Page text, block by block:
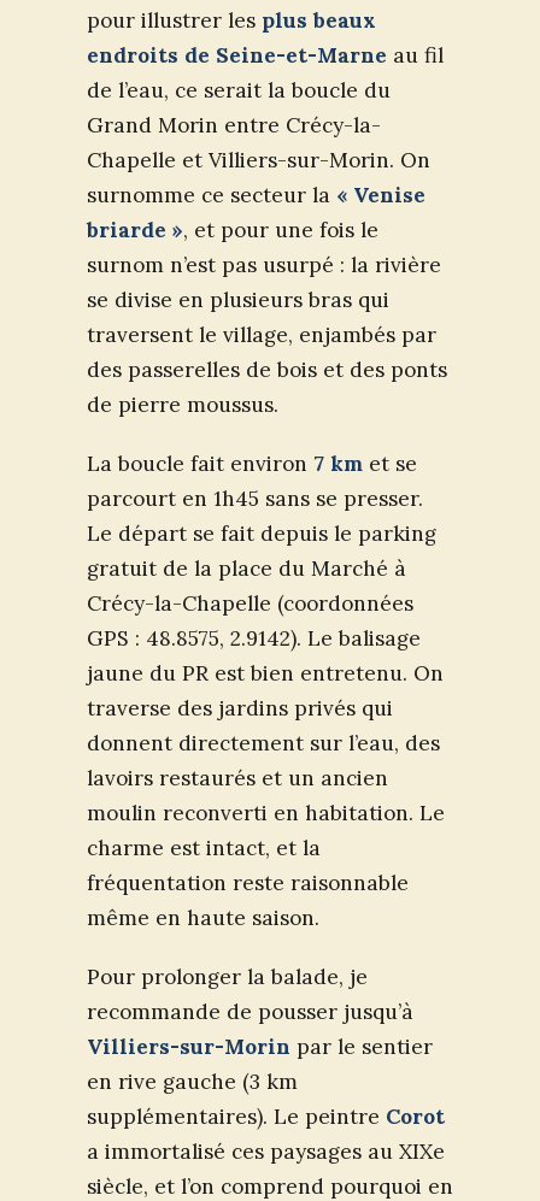
pour illustrer les plus beaux
endroits de Seine-et-Marne au fil
de l’eau, ce serait la boucle du
Grand Morin entre Crécy-la-
Chapelle et Villiers-sur-Morin. On
surnomme ce secteur la « Venise
briarde », et pour une fois le
surnom n’est pas usurpé : la rivière
se divise en plusieurs bras qui
traversent le village, enjambés par
des passerelles de bois et des ponts
de pierre moussus.
La boucle fait environ 7 km et se
parcourt en 1h45 sans se presser.
Le départ se fait depuis le parking
gratuit de la place du Marché à
Crécy-la-Chapelle (coordonnées
GPS : 48.8575, 2.9142). Le balisage
jaune du PR est bien entretenu. On
traverse des jardins privés qui
donnent directement sur l’eau, des
lavoirs restaurés et un ancien
moulin reconverti en habitation. Le
charme est intact, et la
fréquentation reste raisonnable
même en haute saison.
Pour prolonger la balade, je
recommande de pousser jusqu’à
Villiers-sur-Morin par le sentier
en rive gauche (3 km
supplémentaires). Le peintre Corot
a immortalisé ces paysages au XIXe
siècle, et l’on comprend pourquoi en